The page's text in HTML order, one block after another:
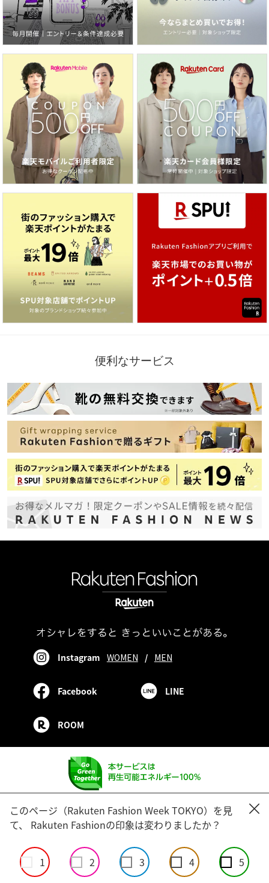
便利なサービス
Instagram WOMEN / MEN
Facebook LINE
ROOM
【注意】楽天を装った不審なメールやSMSについて
企業情報 個人情報保護方針
事業者様向け個人情報保護方針
楽天市場トップ
楽天のサービス一覧 アプリ一覧
このページ（Rakuten Fashion Week TOKYO）を見
て、 Rakuten Fashionの印象は変わりましたか？
1 2 3 4 5